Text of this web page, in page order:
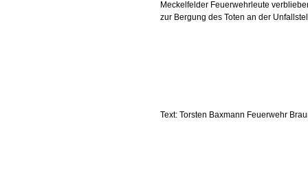
Meckelfelder Feuerwehrleute
zur Bergung des Toten an der
Text: Torsten Baxmann Feuerwehr